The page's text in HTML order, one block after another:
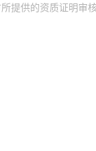
提供的资质证明审